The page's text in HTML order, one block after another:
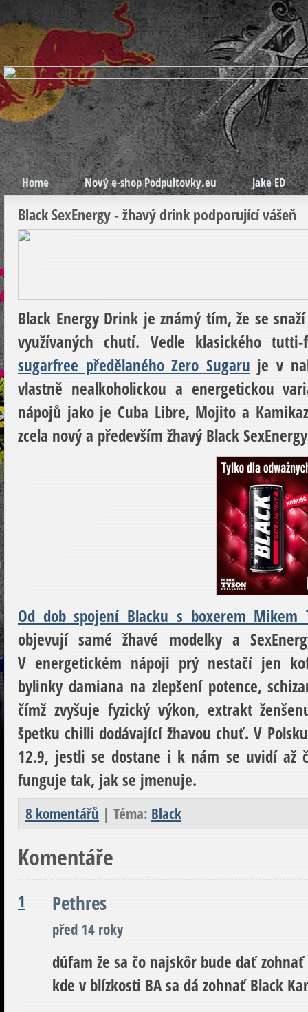
Home Nový e-shop Podpultovky.eu Jake ED
Black SexEnergy - žhavý drink podporující vášeň
Black Energy Drink je známý tím, že se
využívaných chutí. Vedle klasického
sugarfree předělaného Zero Sugaru je v
vlastně nealkoholickou a energetickou
nápojů jako je Cuba Libre, Mojito a
zcela nový a především žhavý Black
Od dob spojení Blacku s boxerem Mikem
objevují samé žhavé modelky a
V energetickém nápoji prý nestačí jen
bylinky damiana na zlepšení potence,
čímž zvyšuje fyzický výkon, extrakt
špetku chilli dodávající žhavou chuť. V
12.9, jestli se dostane i k nám se uvidí až
funguje tak, jak se jmenuje.
8 komentářů | Téma: Black
Komentáře
1 Pethres
před 14 roky
dúfam že sa čo najskôr bude dať
kde v blízkosti BA sa dá zohnať Black